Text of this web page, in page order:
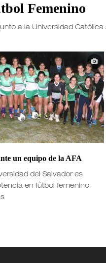
Femenino
a la Universidad
un equipo de la AFA
del Salvador es
en fútbol femenino